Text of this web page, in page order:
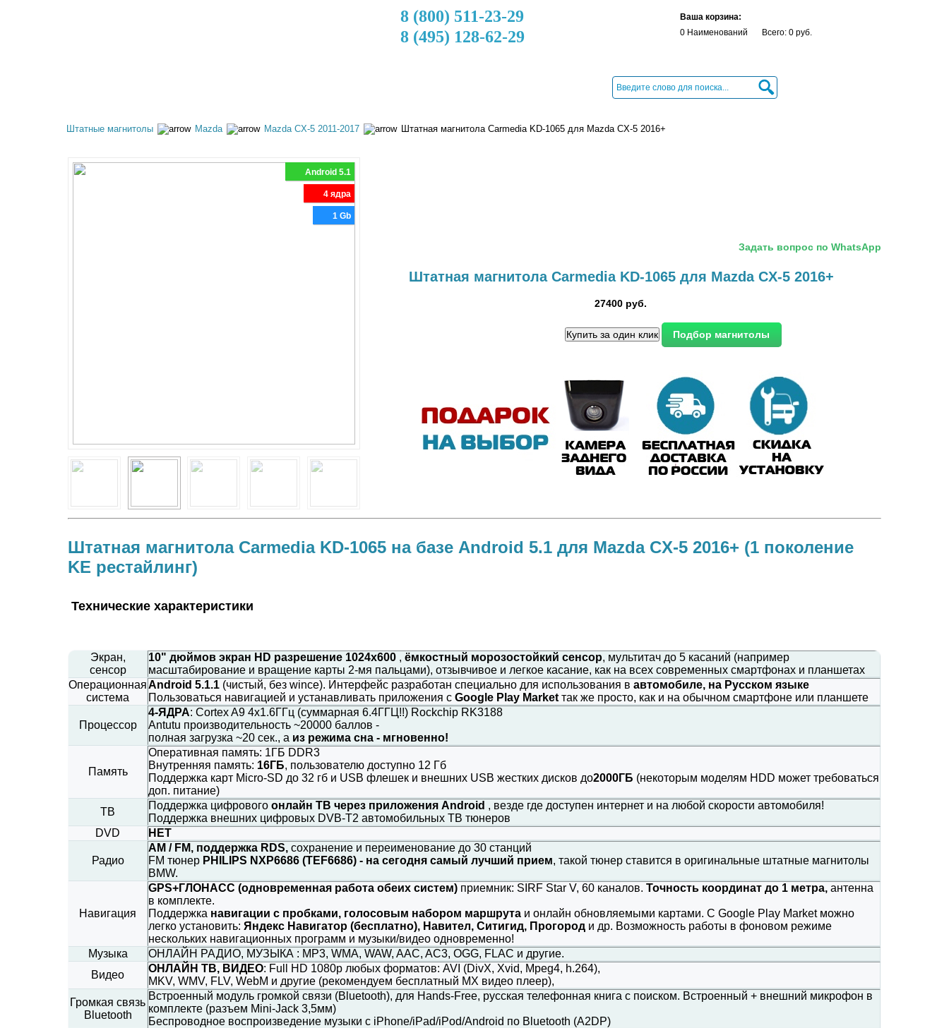
8 (800) 511-23-29
8 (495) 128-62-29
Ваша корзина:
0 Наименований
Всего: 0 руб.
Штатные магнитолы Mazda Mazda CX-5 2011-2017 Штатная магнитола Carmedia KD-1065 для Mazda CX-5 2016+
Android 5.1
4 ядра
1 Gb
Задать вопрос по WhatsApp
Штатная магнитола Carmedia KD-1065 для Mazda CX-5 2016+
27400 руб.
Штатная магнитола Carmedia KD-1065 на базе Android 5.1 для Mazda CX-5 2016+ (1 поколение
KE рестайлинг)
Технические характеристики
Экран,
сенсор
10" дюймов экран HD разрешение 1024x600 , ёмкостный морозостойкий сенсор, мультитач до 5 касаний (например
масштабирование и вращение карты 2-мя пальцами), отзывчивое и легкое касание, как на всех современных смартфонах и планшетах
Операционная
система
Android 5.1.1 (чистый, без wince). Интерфейс разработан специально для использования в автомобиле, на Русском языке
Пользоваться навигацией и устанавливать приложения с Google Play Market так же просто, как и на обычном смартфоне или планшете
Процессор
4-ЯДРА: Cortex A9 4x1.6ГГц (суммарная 6.4ГГЦ!!) Rockchip RK3188
Antutu производительность ~20000 баллов -
полная загрузка ~20 сек., а из режима сна - мгновенно!
Память
Оперативная память: 1ГБ DDR3
Внутренняя память: 16ГБ, пользователю доступно 12 Гб
Поддержка карт Micro-SD до 32 гб и USB флешек и внешних USB жестких дисков до2000ГБ (некоторым моделям HDD может требоваться
доп. питание)
ТВ
Поддержка цифрового онлайн ТВ через приложения Android , везде где доступен интернет и на любой скорости автомобиля!
Поддержка внешних цифровых DVB-T2 автомобильных ТВ тюнеров
DVD
НЕТ
Радио
AM / FM, поддержка RDS, сохранение и переименование до 30 станций
FM тюнер PHILIPS NXP6686 (TEF6686) - на сегодня самый лучший прием, такой тюнер ставится в оригинальные штатные магнитолы
BMW.
Навигация
GPS+ГЛОНАСС (одновременная работа обеих систем) приемник: SIRF Star V, 60 каналов. Точность координат до 1 метра, антенна
в комплекте.
Поддержка навигации с пробками, голосовым набором маршрута и онлайн обновляемыми картами. С Google Play Market можно
легко установить: Яндекс Навигатор (бесплатно), Навител, Ситигид, Прогород и др. Возможность работы в фоновом режиме
нескольких навигационных программ и музыки/видео одновременно!
Музыка
ОНЛАЙН РАДИО, МУЗЫКА : MP3, WMA, WAW, AAC, AC3, OGG, FLAC и другие.
Видео
ОНЛАЙН ТВ, ВИДЕО: Full HD 1080p любых форматов: AVI (DivX, Xvid, Mpeg4, h.264),
MKV, WMV, FLV, WebM и другие (рекомендуем бесплатный MX видео плеер),
Громкая связь
Bluetooth
Встроенный модуль громкой связи (Bluetooth), для Hands-Free, русская телефонная книга с поиском. Встроенный + внешний микрофон в
комплекте (разъем Mini-Jack 3,5мм)
Беспроводное воспроизведение музыки с iPhone/iPad/iPod/Android по Bluetooth (A2DP)